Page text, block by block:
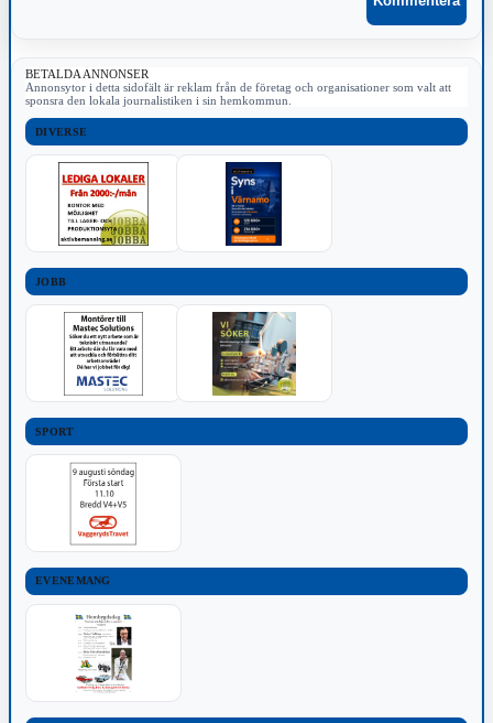
BETALDA ANNONSER
Annonsytor i detta sidofält är reklam från de företag och organisationer som valt att
sponsra den lokala journalistiken i sin hemkommun.
DIVERSE
JOBB
SPORT
EVENEMANG